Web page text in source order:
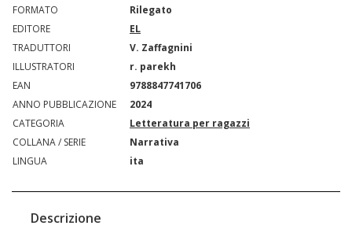
FORMATO
Rilegato
EDITORE
EL
TRADUTTORI
V. Zaffagnini
ILLUSTRATORI
r. parekh
EAN
9788847741706
ANNO PUBBLICAZIONE
2024
CATEGORIA
Letteratura per ragazzi
COLLANA / SERIE
Narrativa
LINGUA
ita
Descrizione